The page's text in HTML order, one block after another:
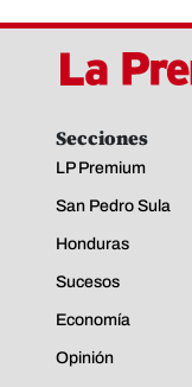
Secciones
LP Premium
San Pedro Sula
Honduras
Sucesos
Economía
Opinión